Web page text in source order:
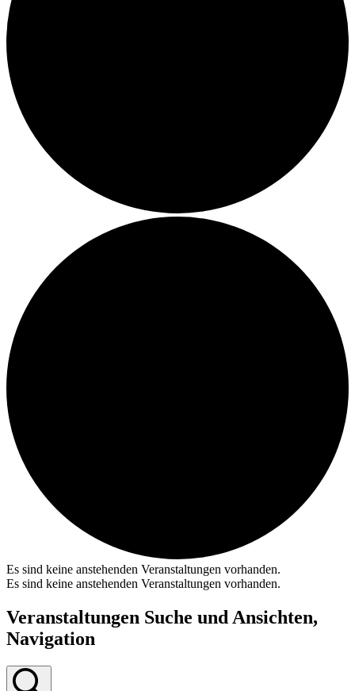
Es sind keine anstehenden Veranstaltungen vorhanden.
Es sind keine anstehenden Veranstaltungen vorhanden.
Veranstaltungen Suche und Ansichten,
Navigation